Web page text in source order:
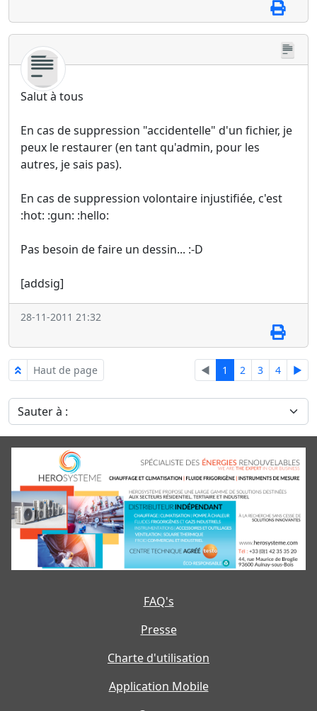
Salut à tous
En cas de suppression "accidentelle" d'un fichier, je
peux le restaurer (en tant qu'admin, pour les
autres, je sais pas).
En cas de suppression volontaire injustifiée, c'est
:hot: :gun: :hello:
Pas besoin de faire un dessin... :-D
[addsig]
28-11-2011 21:32
Haut de page ◄ 1 2 3 4 ►
Sauter à :
FAQ's
Presse
Charte d'utilisation
Application Mobile